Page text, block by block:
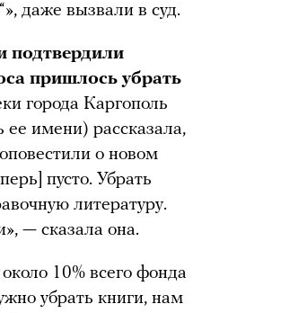
даже вызвали в суд.
подтвердили
пришлось убрать
города Каргополь
ее имени) рассказала,
о новом
пусто. Убрать
литературу.
— сказала она.
10% всего фонда
убрать книги, нам